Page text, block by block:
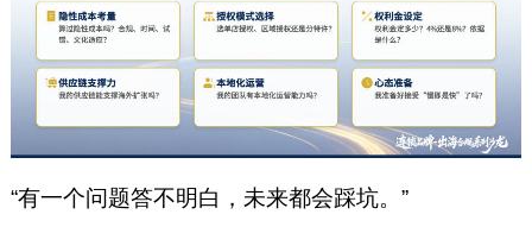
“有一个问题答不明白，未来都会踩坑。”